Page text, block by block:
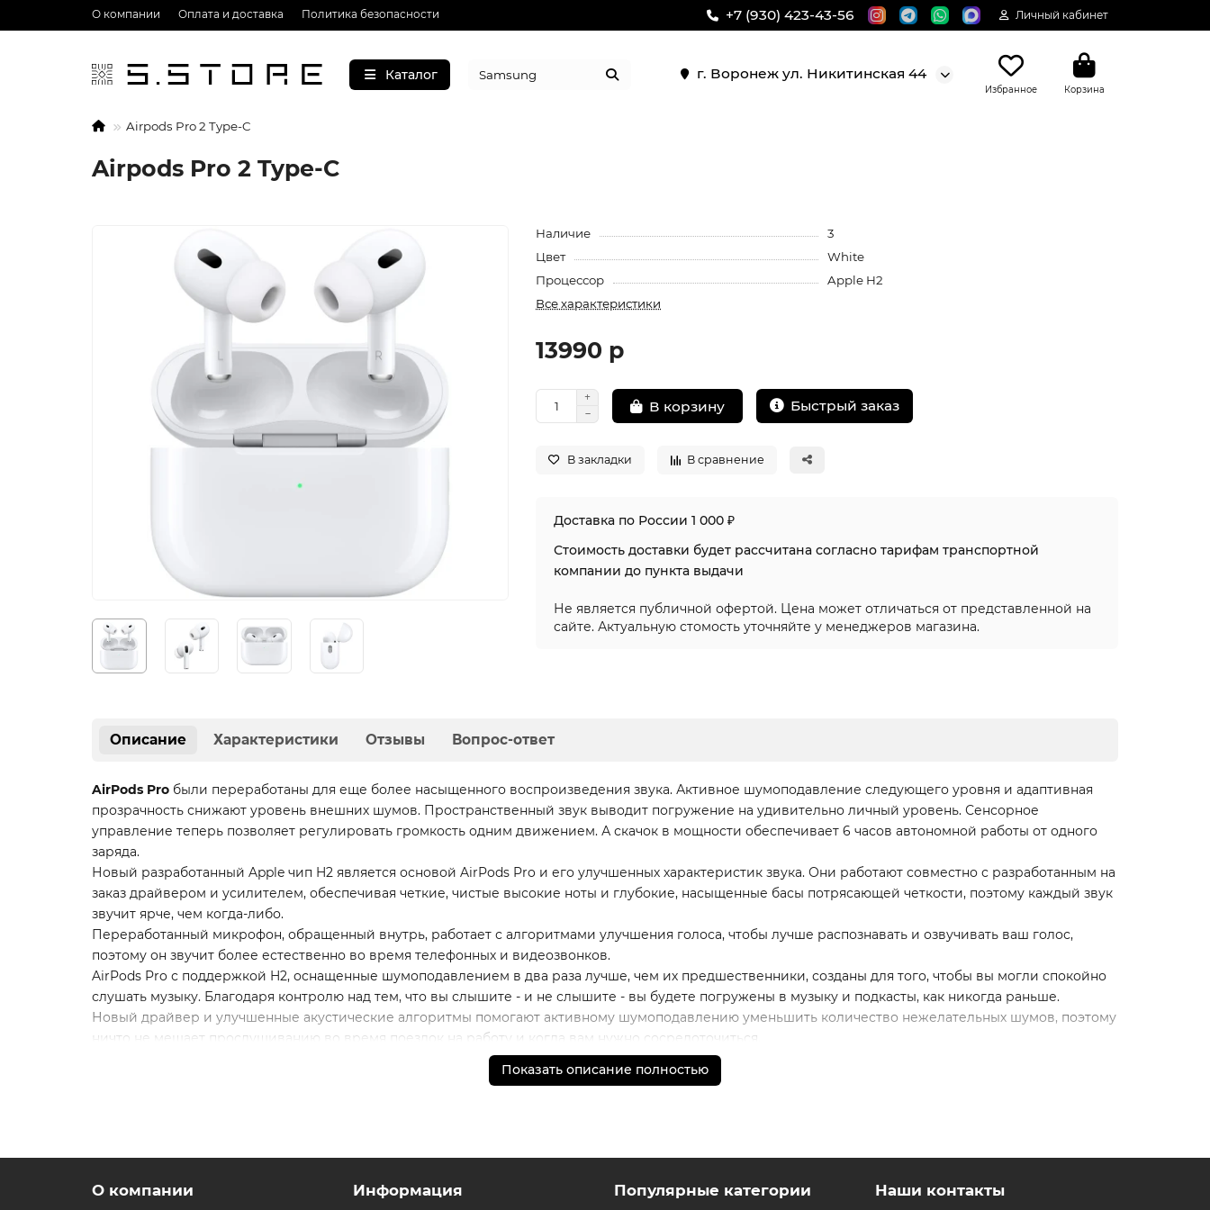
О компании Оплата и доставка Политика безопасности +7 (930) 423-43-56 Личный кабинет
Каталог г. Воронеж ул. Никитинская 44
Избранное Корзина
Airpods Pro 2 Type-C
Airpods Pro 2 Type-C
Наличие
3
Цвет
White
Процессор
Apple H2
Все характеристики
13990 р
В корзину Быстрый заказ
В закладки В сравнение
Доставка по России 1 000 ₽
Стоимость доставки будет рассчитана согласно тарифам транспортной
компании до пункта выдачи
Не является публичной офертой. Цена может отличаться от представленной на
сайте. Актуальную стомость уточняйте у менеджеров магазина.
Описание Характеристики Отзывы Вопрос-ответ
AirPods Pro были переработаны для еще более насыщенного воспроизведения звука. Активное шумоподавление следующего уровня и адаптивная
прозрачность снижают уровень внешних шумов. Пространственный звук выводит погружение на удивительно личный уровень. Сенсорное
управление теперь позволяет регулировать громкость одним движением. А скачок в мощности обеспечивает 6 часов автономной работы от одного
заряда.
Новый разработанный Apple чип H2 является основой AirPods Pro и его улучшенных характеристик звука. Они работают совместно с разработанным на
заказ драйвером и усилителем, обеспечивая четкие, чистые высокие ноты и глубокие, насыщенные басы потрясающей четкости, поэтому каждый звук
звучит ярче, чем когда-либо.
Переработанный микрофон, обращенный внутрь, работает с алгоритмами улучшения голоса, чтобы лучше распознавать и озвучивать ваш голос,
поэтому он звучит более естественно во время телефонных и видеозвонков.
AirPods Pro с поддержкой H2, оснащенные шумоподавлением в два раза лучше, чем их предшественники, созданы для того, чтобы вы могли спокойно
слушать музыку. Благодаря контролю над тем, что вы слышите - и не слышите - вы будете погружены в музыку и подкасты, как никогда раньше.
Новый драйвер и улучшенные акустические алгоритмы помогают активному шумоподавлению уменьшить количество нежелательных шумов, поэтому
ничто не мешает прослушиванию во время поездок на работу и когда вам нужно сосредоточиться.
Теперь, благодаря очень маленькому размеру, в комплект входят четыре пары силиконовых наконечников, которые подходят для более широкого
диапазона ушей. Наконечники создают акустическое уплотнение, которое закрывает звук и надежно фиксирует AirPods Pro на месте.
отрегулировать громкость, нажмите, чтобы воспроизвести и приостановить музыку или ответить и завершить вызов, или удерживайте, чтобы
переключиться между активным шумоподавлением и адаптивной прозрачностью.
AirPods Pro выводят прослушивание на новый уровень индивидуальности. Персонализированный пространственный звук с динамическим
Показать описание полностью
О компании Информация Популярные категории Наши контакты